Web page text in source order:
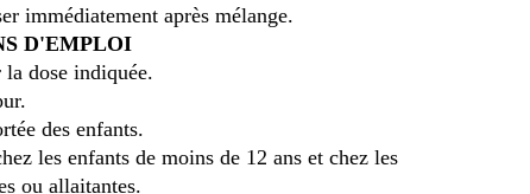
immédiatement après mélange.
D'EMPLOI
la dose indiquée.
des enfants.
les enfants de moins de 12 ans et chez les
ou allaitantes.